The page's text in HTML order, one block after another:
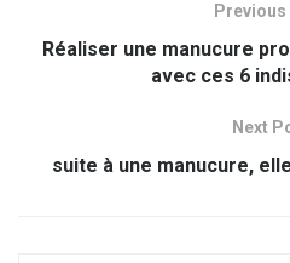
Réaliser une manucure
avec ces 6
Next
suite à une manucure,